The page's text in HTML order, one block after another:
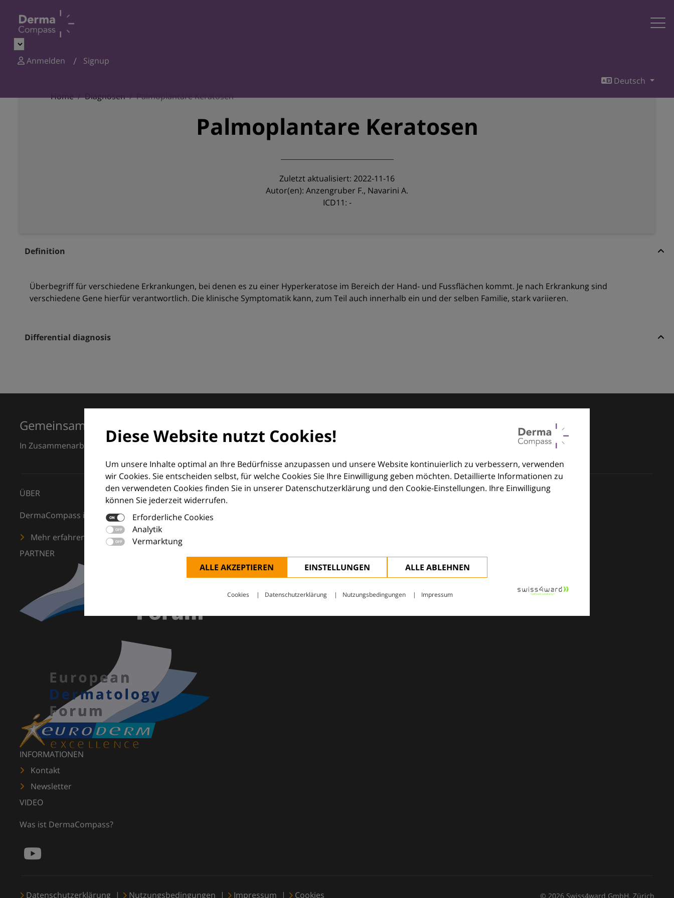
Anmelden
Signup
Deutsch
Home
Diagnosen Palmoplantare Keratosen
Palmoplantare Keratosen
Zuletzt aktualisiert: 2022-11-16
Autor(en): Anzengruber F., Navarini A.
ICD11: -
Definition
Überbegriff für verschiedene Erkrankungen, bei denen es zu einer Hyperkeratose im Bereich der Hand- und Fussflächen kommt. Je nach Erkrankung sind
verschiedene Gene hierfür verantwortlich. Die klinische Symptomatik kann, zum Teil auch innerhalb ein und der selben Familie, stark variieren.
Differential diagnosis
Diese Website nutzt Cookies!
Um unsere Inhalte optimal an Ihre Bedürfnisse anzupassen und unsere Website kontinuierlich zu verbessern, verwenden
wir Cookies. Sie entscheiden selbst, für welche Cookies Sie Ihre Einwilligung geben möchten. Detaillierte Informationen zu
den verwendeten Cookies finden Sie in unserer Datenschutzerklärung und den Cookie-Einstellungen. Ihre Einwilligung
können Sie jederzeit widerrufen.
Erforderliche Cookies
Analytik
Vermarktung
ALLE AKZEPTIEREN EINSTELLUNGEN ALLE ABLEHNEN
Cookies Datenschutzerklärung Nutzungsbedingungen Impressum
Gemeinsam für Exzellenz in der Dermatologie
In Zusammenarbeit mit dem European Dermatology Forum (EDF) und Euroderm Excellence
ÜBER
DermaCompass ist Ihr digitaler Kompass für die Dermatologie – mit Wissen, Bildern und praktischen Tools für den klinischen Alltag.
Mehr erfahren
PARTNER
INFORMATIONEN
Kontakt
Newsletter
VIDEO
Was ist DermaCompass?
Datenschutzerklärung Nutzungsbedingungen Impressum Cookies © 2026 Swiss4ward GmbH, Zürich